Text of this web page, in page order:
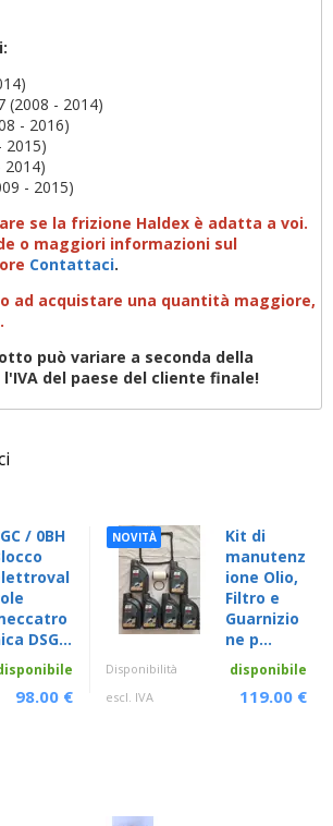
/ 0BH
DSG...
98.00 €
NOVITÀ
Kit di
manutenz
ione Olio,
Filtro e
Guarnizio
ne p...
Disponibilità disponibile
escl. IVA 119.00 €
(2008 - 2014)
- 2016)
2015)
2014)
- 2015)
se la frizione Haldex è adatta a voi.
o maggiori informazioni sul
Contattaci.
ad acquistare una quantità maggiore,
.
può variare a seconda della
l'IVA del paese del cliente finale!